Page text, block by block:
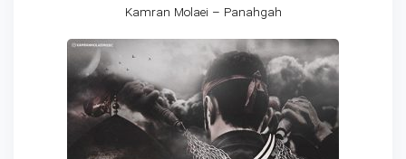
Kamran Molaei – Panahgah